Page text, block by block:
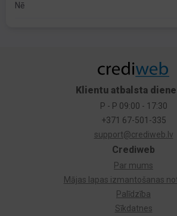
Nē
Crediweb
Par mums
Mājas lapas izmantošanas
Palīdzība
Sīkdatnes
Klientu atbalsta
P - P 09:00 - 17:30
+371 67-501-335
support@crediweb.lv